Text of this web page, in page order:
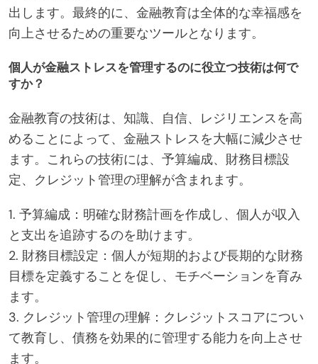
出します。最終的に、金融教育は全体的な幸福感を
向上させるための重要なツールとなります。
個人が金融ストレスを管理するのに役立つ技術は何で
すか？
金融教育の技術は、知識、自信、レジリエンスを高
めることによって、金融ストレスを大幅に減少させ
ます。これらの技術には、予算編成、財務目標設
定、クレジット管理の理解が含まれます。
1. 予算編成：明確な財務計画を作成し、個人が収入
と支出を追跡するのを助けます。
2. 財務目標設定：個人が短期的および長期的な財務
目標を定義することを促し、モチベーションを育み
ます。
3. クレジット管理の理解：クレジットスコアについ
て教育し、債務を効果的に管理する能力を向上させ
ます。